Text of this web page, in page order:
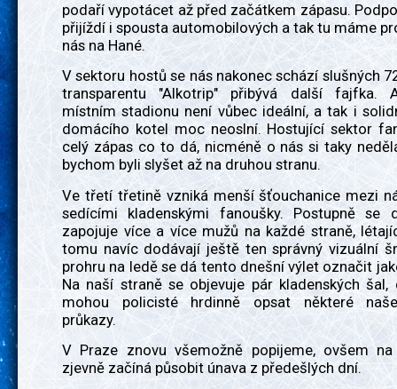
podaří vypotácet až před začátkem zápasu.
přijíždí i spousta automobilových a tak tu máme
nás na Hané.
V sektoru hostů se nás nakonec schází slušných
transparentu "Alkotrip" přibývá další fajfka.
místním stadionu není vůbec ideální, a tak i
domácího kotel moc neoslní. Hostující sektor
celý zápas co to dá, nicméně o nás si taky
bychom byli slyšet až na druhou stranu.
Ve třetí třetině vzniká menší šťouchanice mezi
sedícími kladenskými fanoušky. Postupně se
zapojuje více a více mužů na každé straně,
tomu navíc dodávají ještě ten správný vizuální
prohru na ledě se dá tento dnešní výlet označit
Na naší straně se objevuje pár kladenských šal,
mohou policisté hrdinně opsat některé
průkazy.
V Praze znovu všemožně popijeme, ovšem
zjevně začíná působit únava z předešlých dní.